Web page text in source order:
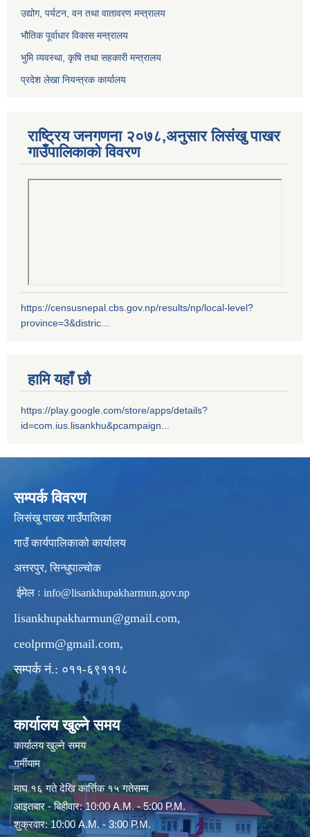
उद्योग, पर्यटन, वन तथा वातावरण मन्त्रालय
भौतिक पूर्वाधार विकास मन्त्रालय
भुमि व्यवस्था, कृषि तथा सहकारी मन्त्रालय
प्रदेश लेखा नियन्त्रक कार्यालय
राष्ट्रिय जनगणना २०७८,अनुसार लिसंखु पाखर
गाउँपालिकाको विवरण
https://censusnepal.cbs.gov.np/results/np/local-level?
province=3&distric...
हामि यहाँ छौ
https://play.google.com/store/apps/details?
id=com.ius.lisankhu&pcampaign...
सम्पर्क विवरण
लिसंखु पाखर गाउँपालिका
गाउँ कार्यपालिकाको कार्यालय
अत्तरपुर, सिन्धुपाल्चोक
ईमेल ः info@lisankhupakharmun.gov.np
lisankhupakharmun@gmail.com,
ceolprm@gmail.com,
सम्पर्क नं.: ०११-६९१११८
कार्यालय खुल्ने समय
कार्यालय खुल्ने समय
गर्मीयाम
माघ १६ गते देखि कार्त्तिक १५ गतेसम्म
आइतबार - बिहीवार: 10:00 A.M. - 5:00 P.M.
शुक्रवार: 10:00 A.M. - 3:00 P.M.